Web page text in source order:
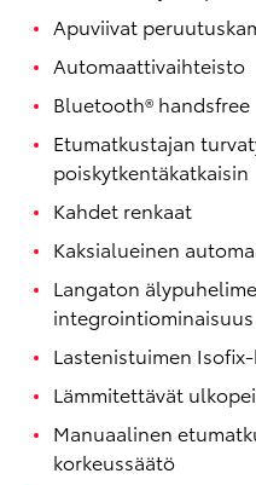
Apuviivat
Automaattivaihteisto
Bluetooth® handsfree
Etumatkustajan
poiskytkentäkatkaisin
Kahdet renkaat
Kaksialueinen
Langaton
Lastenistuimen
Lämmitettävät
Manuaalinen
korkeussäätö